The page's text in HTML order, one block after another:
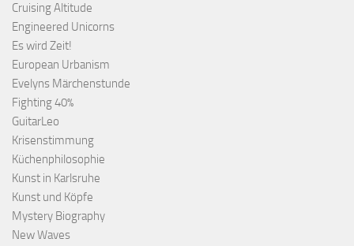
Cruising Altitude
Engineered Unicorns
Es wird Zeit!
European Urbanism
Evelyns Märchenstunde
Fighting 40%
GuitarLeo
Krisenstimmung
Küchenphilosophie
Kunst in Karlsruhe
Kunst und Köpfe
Mystery Biography
New Waves